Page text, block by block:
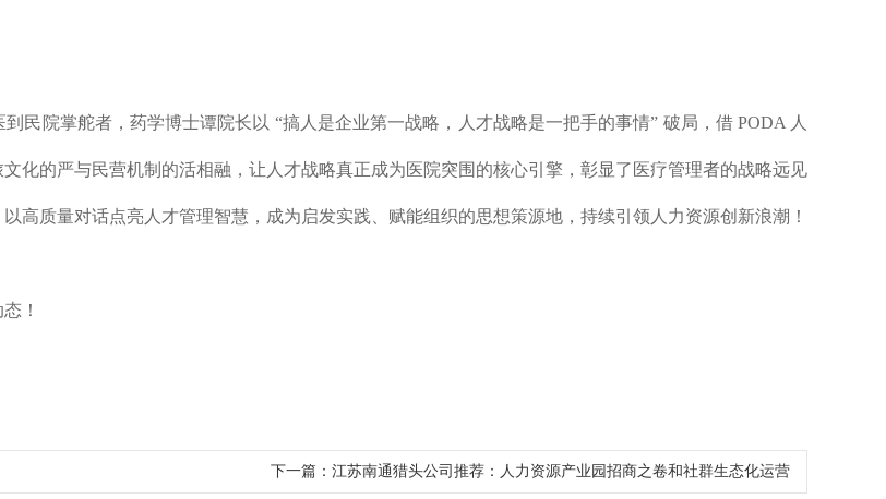
民院掌舵者，药学博士谭院长以 “搞人是企业第一战略，人才战略是一把手的事情” 破局，借 PODA 人
化的严与民营机制的活相融，让人才战略真正成为医院突围的核心引擎，彰显了医疗管理者的战略远见
高质量对话点亮人才管理智慧，成为启发实践、赋能组织的思想策源地，持续引领人力资源创新浪潮！
！
下一篇： 江苏南通猎头公司推荐：人力资源产业园招商之卷和社群生态化运营